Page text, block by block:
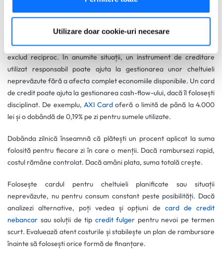
dvs. personale și configurați-vă preferințele la
cu detalii. Vă puteți modifica sau retrage oricând acordul
din Declarația despre modulele cookie.
Utilizam cookie-uri pentru a personaliza experienta dvs.
pe website, pentru a analiza traficul pe website, precum
si pentru activitatea noastra de publicitate online.
Folosind site-ul fără a modifica setările referitoare la
acestora.Află mai multe aici.
Utilizare doar cookie-uri necesare
Cum folosești responsabil un card de credit
Economisirea și accesul la o rezervă financiară suplimentară nu se
exclud reciproc. În anumite situații, un instrument de creditare
utilizat responsabil poate ajuta la gestionarea unor cheltuieli
neprevăzute fără a afecta complet economiile disponibile. Un card
de credit poate ajuta la gestionarea cash-flow-ului, dacă îl folosești
disciplinat. De exemplu, AXI Card oferă o limită de până la 4.000
lei și o dobândă de 0,19% pe zi pentru sumele utilizate.
Dobânda zilnică înseamnă că plătești un procent aplicat la suma
folosită pentru fiecare zi în care o menții. Dacă rambursezi rapid,
costul rămâne controlat. Dacă amâni plata, suma totală crește.
Folosește cardul pentru cheltuieli planificate sau situații
neprevăzute, nu pentru consum constant peste posibilități. Dacă
analizezi alternative, poți vedea și opțiuni decard de credit
nebancar sau soluții de tip credit fulger pentru nevoi pe termen
scurt. Evaluează atent costurile și stabilește un plan de rambursare
înainte să folosești orice formă de finanțare.